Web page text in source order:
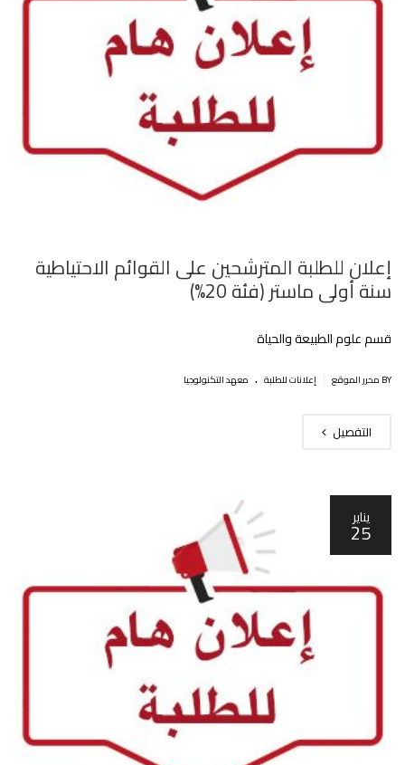
إعلان للطلبة المترشحين على القوائم الاحتياطية
سنة أولى ماستر (فئة 20%)
قسم علوم الطبيعة والحياة
BY محرر الموقع إعلانات للطلبة . معهد التكنولوجيا
التفصيل
يناير
25